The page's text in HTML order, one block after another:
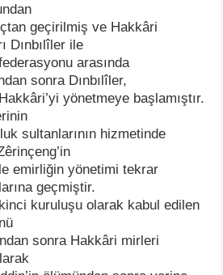
geçirilmiş ve Hakkâri
Dınbılîler ile
arasında
sonra Dınbılîler,
yönetmeye başlamıştır.
sultanlarının hizmetinde
emirliğin yönetimi tekrar
geçmiştir.
kuruluşu olarak kabul edilen
sonra Hakkâri mirleri